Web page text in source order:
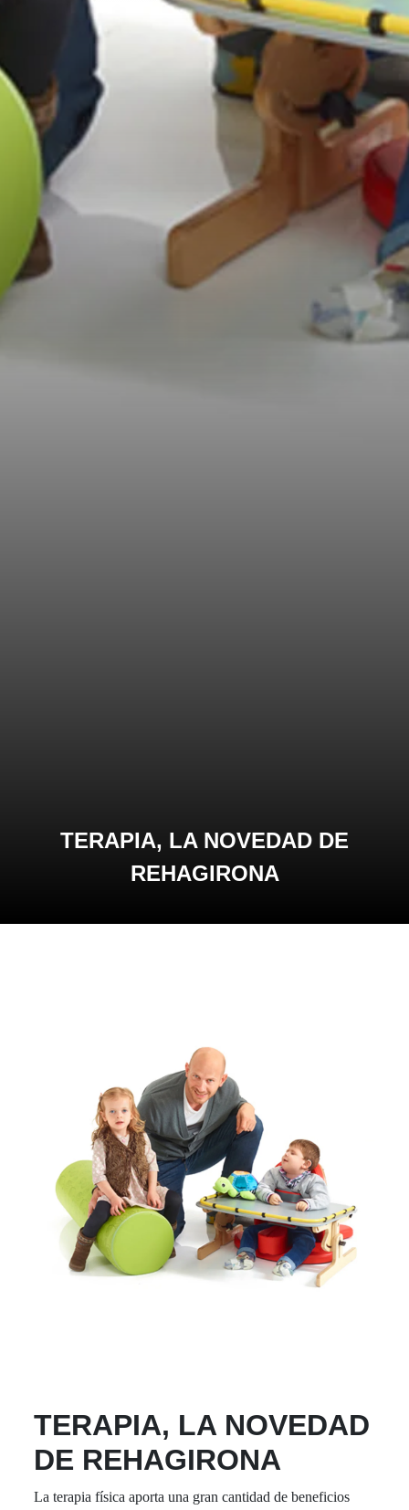
TERAPIA, LA NOVEDAD DE
REHAGIRONA
TERAPIA, LA NOVEDAD
DE REHAGIRONA
La terapia física aporta una gran cantidad de beneficios